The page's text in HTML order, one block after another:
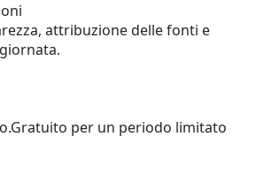
attribuzione delle fonti e
Gratuito per un periodo limitato